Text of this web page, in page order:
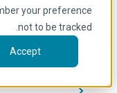
your preference
not to be tracked.
Accept